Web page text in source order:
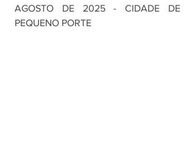
AGOSTO DE 2025 - CIDADE DE
PEQUENO PORTE